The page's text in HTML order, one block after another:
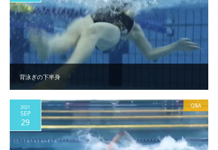
背泳ぎの下半身
2021
SEP
29
Q&A